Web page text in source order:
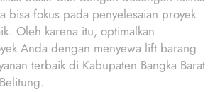
bisa fokus pada penyelesaian proyek
Oleh karena itu, optimalkan
Anda dengan menyewa lift barang
terbaik di Kabupaten Bangka Barat